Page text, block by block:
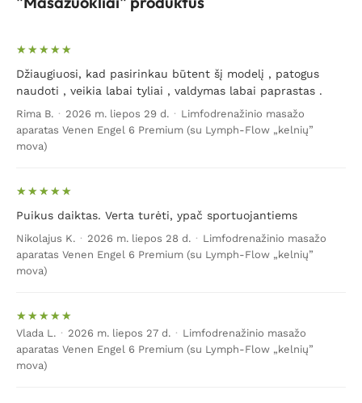
kraujagyslėmis, medžiagų apytaka, sergant tam
visais šiais ir panašiais atvejais yra rekomenduojamas
juosmens, nugaros masažuoklis ar kitų kūno vietų
tekėjimą, taip į visus audinius patenka reikalingos
maistinės medžiagos, šalinami toksinai, druskų ar
regeneracija (jos greičiau atsinaujina, todėl sparčiau
gyja randai, strijos, egzema), sureguliuojama
kraujotaka (kojos tinsta mažiau, venos tampa ne
tokios ryškios, ne taip vargina kojų varikozė),
grąžina jėgas).
atsikratyti ar sumažinti raumenų skausmus.
Masažas namuose taps nepamainomu, kasdieniu ar kas
Džiaugiuosi, kad pasirinkau būtent šį modelį , patogus
naudoti , veikia labai tyliai , valdymas labai paprastas .
Rima B. · 2026 m. liepos 29 d. · Limfodrenažinio masažo
aparatas Venen Engel 6 Premium (su Lymph-Flow „kelnių”
mova)
Puikus daiktas. Verta turėti, ypač sportuojantiems
Nikolajus K. · 2026 m. liepos 28 d. · Limfodrenažinio masažo
aparatas Venen Engel 6 Premium (su Lymph-Flow „kelnių”
mova)
Vlada L. · 2026 m. liepos 27 d. · Limfodrenažinio masažo
aparatas Venen Engel 6 Premium (su Lymph-Flow „kelnių”
mova)